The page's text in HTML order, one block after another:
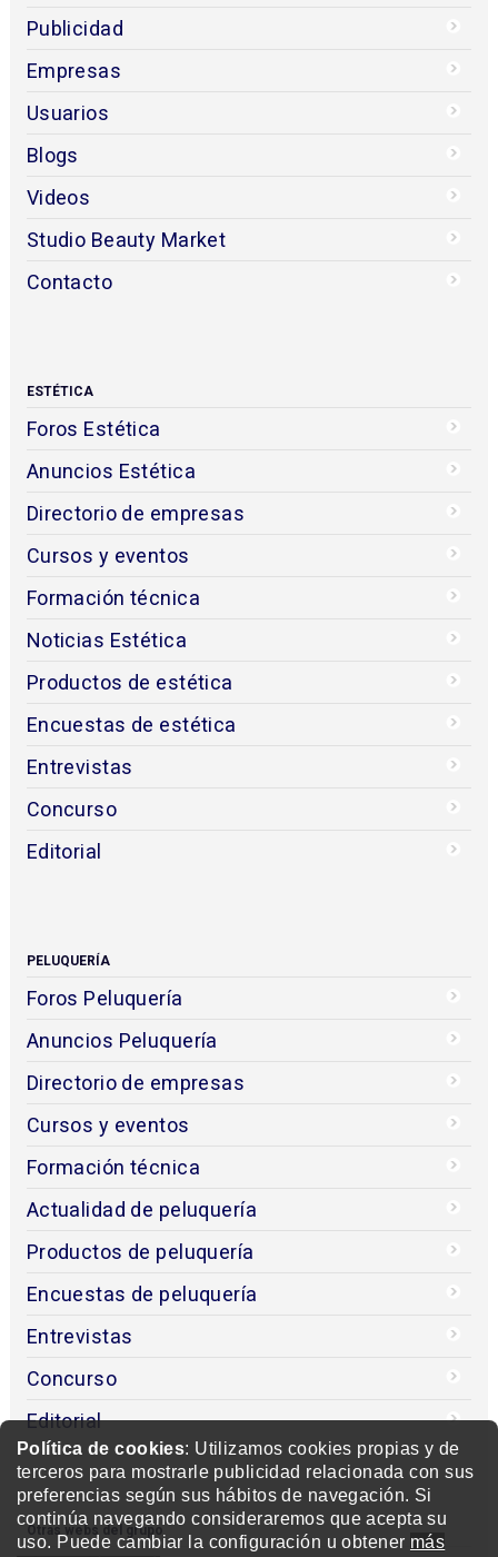
Política de cookies: Utilizamos cookies propias y de
terceros para mostrarle publicidad relacionada con sus
preferencias según sus hábitos de navegación. Si
continúa navegando consideraremos que acepta su
uso. Puede cambiar la configuración u obtener más
Publicidad
Empresas
Usuarios
Blogs
Videos
Studio Beauty Market
Contacto
ESTÉTICA
Foros Estética
Anuncios Estética
Directorio de empresas
Cursos y eventos
Formación técnica
Noticias Estética
Productos de estética
Encuestas de estética
Entrevistas
Concurso
Editorial
PELUQUERÍA
Foros Peluquería
Anuncios Peluquería
Directorio de empresas
Cursos y eventos
Formación técnica
Actualidad de peluquería
Productos de peluquería
Encuestas de peluquería
Entrevistas
Concurso
Editorial
Otras webs del grupo